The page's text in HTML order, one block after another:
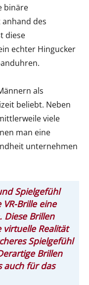
binäre
des
diese
echter Hingucker
als
beliebt. Neben
viele
man eine
unternehmen
Spielgefühl
Brille eine
Diese Brillen
Realität
Spielgefühl
Brillen
auch für das